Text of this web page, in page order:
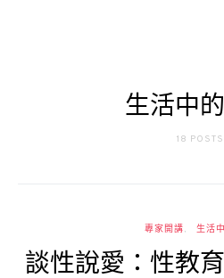
生活中
18 POSTS
專家開講 生活
談性說愛：性教